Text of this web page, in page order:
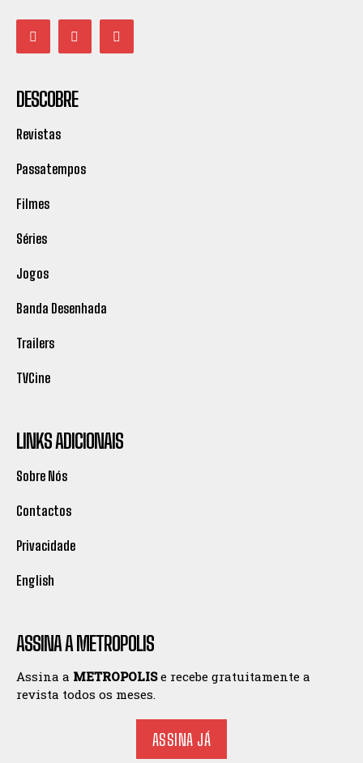
DESCOBRE
Revistas
Passatempos
Filmes
Séries
Jogos
Banda Desenhada
Trailers
TVCine
LINKS ADICIONAIS
Sobre Nós
Contactos
Privacidade
English
ASSINA A METROPOLIS
Assina a METROPOLISe recebe gratuitamente a
revista todos os meses.
ASSINA JÁ